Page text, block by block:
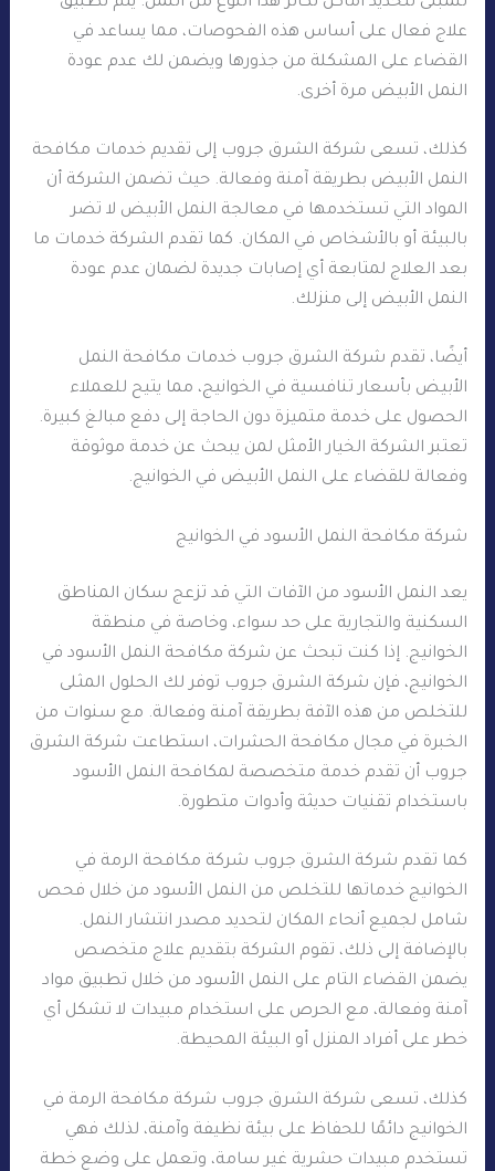
علاج فعال على أساس هذه الفحوصات، مما يساعد في
القضاء على المشكلة من جذورها ويضمن لك عدم عودة
النمل الأبيض مرة أخرى.
كذلك، تسعى شركة الشرق جروب إلى تقديم خدمات مكافحة
النمل الأبيض بطريقة آمنة وفعالة. حيث تضمن الشركة أن
المواد التي تستخدمها في معالجة النمل الأبيض لا تضر
بالبيئة أو بالأشخاص في المكان. كما تقدم الشركة خدمات ما
بعد العلاج لمتابعة أي إصابات جديدة لضمان عدم عودة
النمل الأبيض إلى منزلك.
أيضًا، تقدم شركة الشرق جروب خدمات مكافحة النمل
الأبيض بأسعار تنافسية في الخوانيج، مما يتيح للعملاء
الحصول على خدمة متميزة دون الحاجة إلى دفع مبالغ كبيرة.
تعتبر الشركة الخيار الأمثل لمن يبحث عن خدمة موثوقة
وفعالة للقضاء على النمل الأبيض في الخوانيج.
شركة مكافحة النمل الأسود في الخوانيج
يعد النمل الأسود من الآفات التي قد تزعج سكان المناطق
السكنية والتجارية على حد سواء، وخاصة في منطقة
الخوانيج. إذا كنت تبحث عن شركة مكافحة النمل الأسود في
الخوانيج، فإن شركة الشرق جروب توفر لك الحلول المثلى
للتخلص من هذه الآفة بطريقة آمنة وفعالة. مع سنوات من
الخبرة في مجال مكافحة الحشرات، استطاعت شركة الشرق
جروب أن تقدم خدمة متخصصة لمكافحة النمل الأسود
باستخدام تقنيات حديثة وأدوات متطورة.
كما تقدم شركة الشرق جروب شركة مكافحة الرمة في
الخوانيج خدماتها للتخلص من النمل الأسود من خلال فحص
شامل لجميع أنحاء المكان لتحديد مصدر انتشار النمل.
بالإضافة إلى ذلك، تقوم الشركة بتقديم علاج متخصص
يضمن القضاء التام على النمل الأسود من خلال تطبيق مواد
آمنة وفعالة، مع الحرص على استخدام مبيدات لا تشكل أي
خطر على أفراد المنزل أو البيئة المحيطة.
كذلك، تسعى شركة الشرق جروب شركة مكافحة الرمة في
الخوانيج دائمًا للحفاظ على بيئة نظيفة وآمنة، لذلك فهي
تستخدم مبيدات حشرية غير سامة، وتعمل على وضع خطة